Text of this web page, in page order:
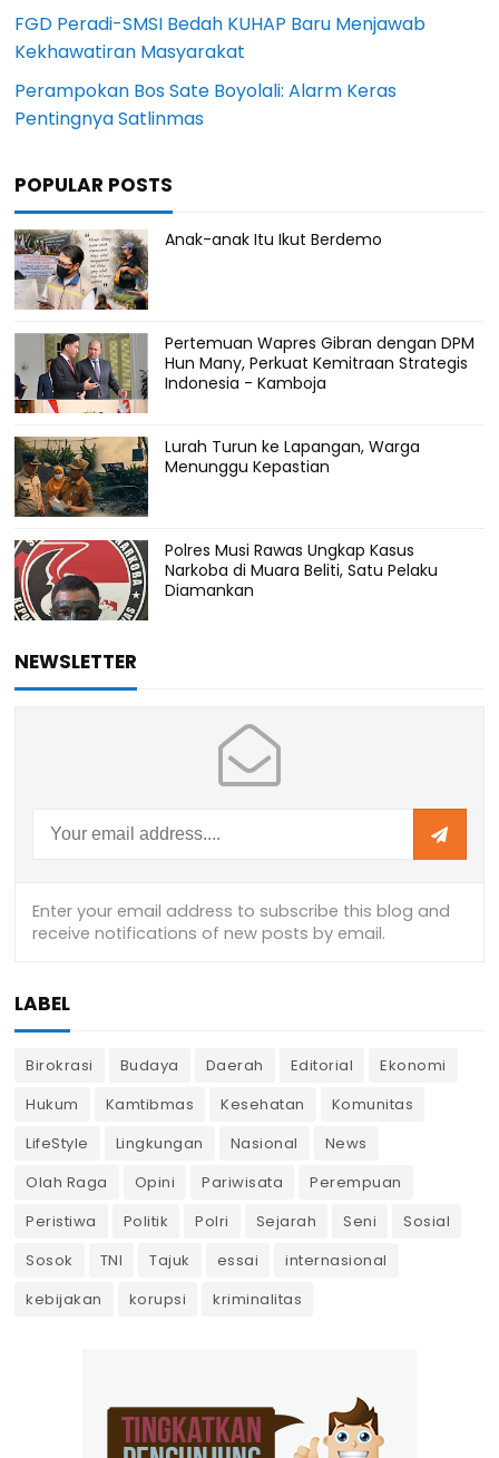
FGD Peradi-SMSI Bedah KUHAP Baru Menjawab
Kekhawatiran Masyarakat
Perampokan Bos Sate Boyolali: Alarm Keras
Pentingnya Satlinmas
POPULAR POSTS
Anak-anak Itu Ikut Berdemo
Pertemuan Wapres Gibran dengan DPM
Hun Many, Perkuat Kemitraan Strategis
Indonesia - Kamboja
Lurah Turun ke Lapangan, Warga
Menunggu Kepastian
Polres Musi Rawas Ungkap Kasus
Narkoba di Muara Beliti, Satu Pelaku
Diamankan
NEWSLETTER
LABEL
Birokrasi Budaya Daerah Editorial
Ekonomi
Hukum
Kamtibmas Kesehatan
Komunitas
LifeStyle
Lingkungan Nasional
News
Olah Raga
Opini Pariwisata
Perempuan
Peristiwa
Politik Polri Sejarah Seni
Sosial
Sosok
TNI Tajuk essai
internasional
kebijakan
korupsi kriminalitas